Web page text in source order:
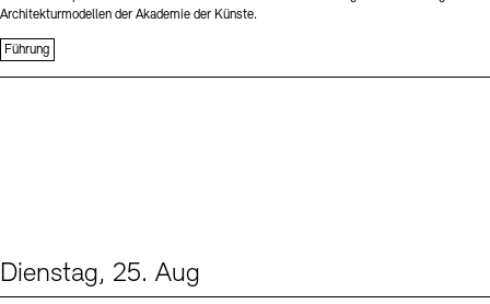
Architekturmodellen der Akademie der Künste.
Führung
Dienstag, 25. Aug